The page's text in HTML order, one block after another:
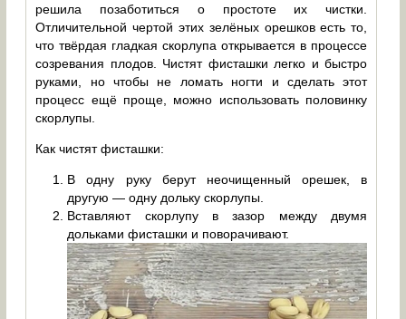
решила позаботиться о простоте их чистки.
Отличительной чертой этих зелёных орешков есть то,
что твёрдая гладкая скорлупа открывается в процессе
созревания плодов. Чистят фисташки легко и быстро
руками, но чтобы не ломать ногти и сделать этот
процесс ещё проще, можно использовать половинку
скорлупы.
Как чистят фисташки:
В одну руку берут неочищенный орешек, в
другую — одну дольку скорлупы.
Вставляют скорлупу в зазор между двумя
дольками фисташки и поворачивают.